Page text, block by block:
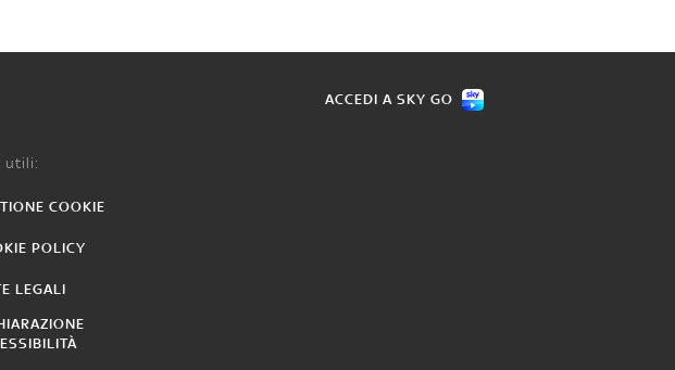
ACCEDI A SKY GO
utili:
COOKIE
POLICY
LEGALI